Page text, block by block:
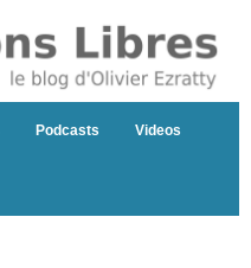
Podcasts Videos